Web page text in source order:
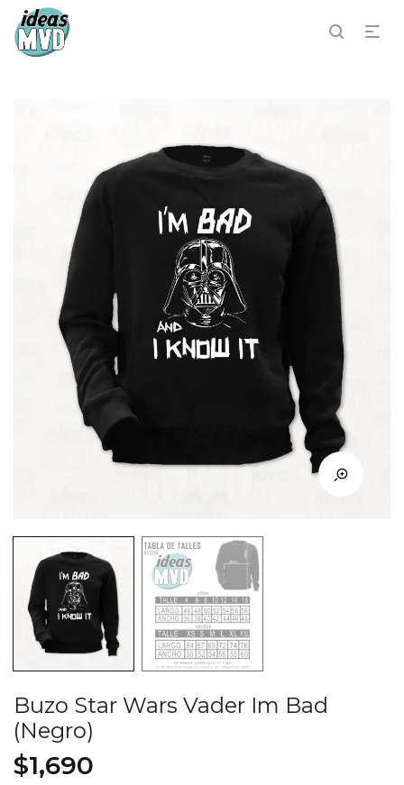
Buzo Star Wars Vader Im Bad
(Negro)
$1,690